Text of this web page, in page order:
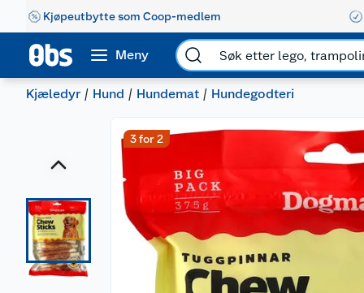
Kjøpeutbytte som Coop-medlem
Meny
Kjæledyr Hund Hundemat Hundegodteri
3 for 2